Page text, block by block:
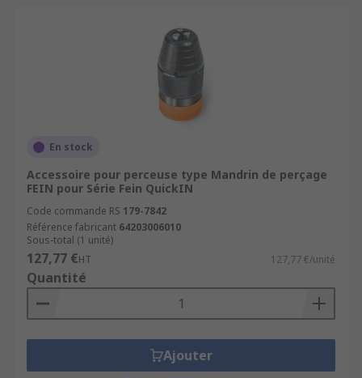
En stock
Accessoire pour perceuse type Mandrin de perçage
FEIN pour Série Fein QuickIN
Code commande RS 179-7842
Référence fabricant 64203006010
Sous-total (1 unité)
127,77 €HT 127,77 €/unité
Quantité
Ajouter